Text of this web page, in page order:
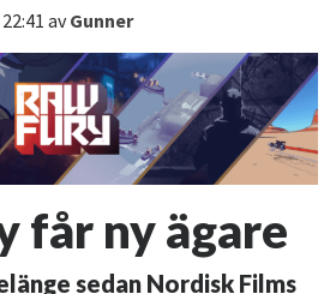
avGunner
får ny ägare
sedan Nordisk Films